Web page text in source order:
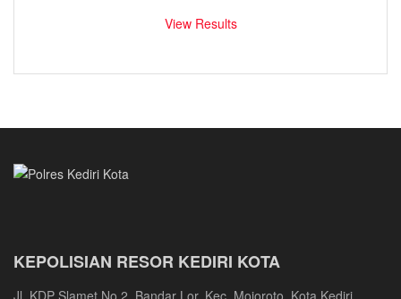
View Results
KEPOLISIAN RESOR KEDIRI KOTA
Jl. KDP Slamet No.2, Bandar Lor, Kec. Mojoroto, Kota Kediri,